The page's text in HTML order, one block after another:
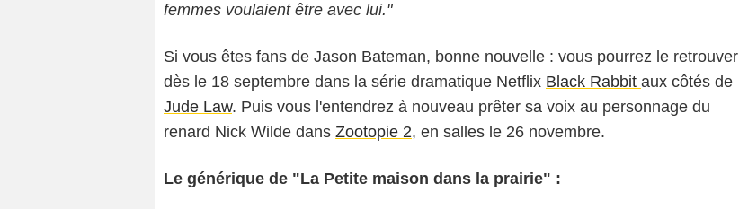
femmes voulaient être avec lui."
Si vous êtes fans de Jason Bateman, bonne nouvelle : vous pourrez le retrouver
dès le 18 septembre dans la série dramatique Netflix Black Rabbit aux côtés de
Jude Law. Puis vous l'entendrez à nouveau prêter sa voix au personnage du
renard Nick Wilde dans Zootopie 2, en salles le 26 novembre.
Le générique de "La Petite maison dans la prairie" :